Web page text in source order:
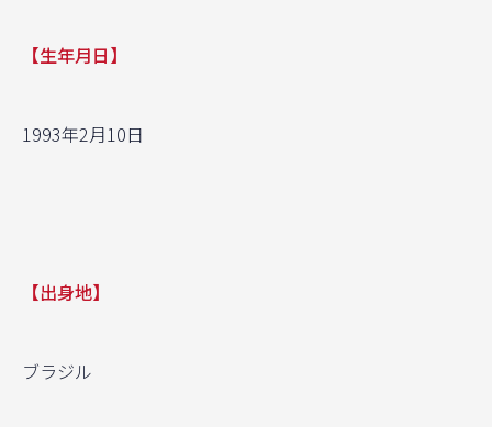
【生年月日】
1993年2月10日
【出身地】
ブラジル